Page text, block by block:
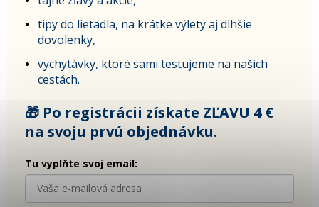
tipy do lietadla, na krátke výlety aj dlhšie
dovolenky,
vychytávky, ktoré sami testujeme na našich
cestách.
🎁 Po registrácii získate ZĽAVU 4 €
na svoju prvú objednávku.
Tu vyplňte svoj email: